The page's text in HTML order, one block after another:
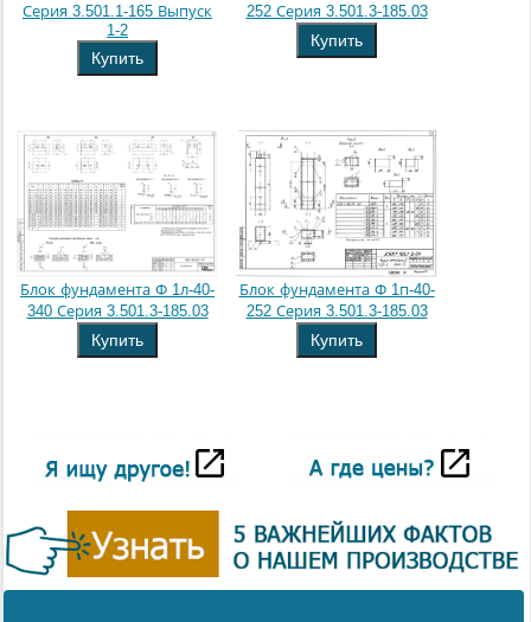
Серия 3.501.1-165 Выпуск
1-2
Купить
252 Серия 3.501.3-185.03
Купить
Блок фундамента Ф 1л-40-
340 Серия 3.501.3-185.03
Купить
Блок фундамента Ф 1п-40-
252 Серия 3.501.3-185.03
Купить